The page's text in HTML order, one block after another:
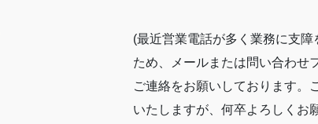
(最近営業電話が多く業務に支障
ため、メールまたは問い合わせ
ご連絡をお願いしております。
いたしますが、何卒よろしくお